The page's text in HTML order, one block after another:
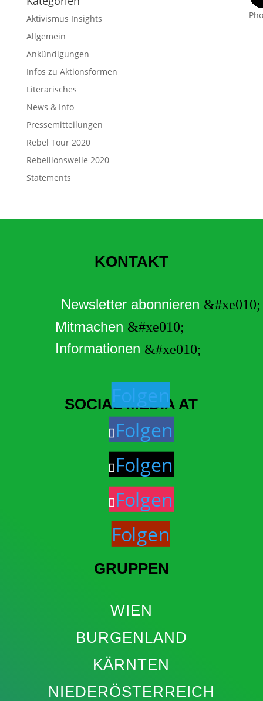
Aktivismus Insights
Allgemein
Ankündigungen
Infos zu Aktionsformen
Literarisches
News & Info
Pressemitteilungen
Rebel Tour 2020
Rebellionswelle 2020
Statements
KONTAKT
Newsletter abonnieren
Mitmachen
Informationen
SOCIAL MEDIA AT
Folgen
Folgen
Folgen
Folgen
Folgen
GRUPPEN
WIEN
BURGENLAND
KÄRNTEN
NIEDERÖSTERREICH